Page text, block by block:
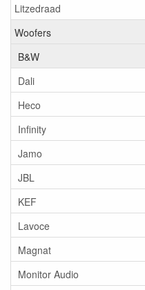
Litzedraad
Woofers
B&W
Dali
Heco
Infinity
Jamo
JBL
KEF
Lavoce
Magnat
Monitor Audio